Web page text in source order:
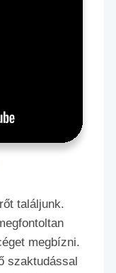
találjunk.
megbízni.
szaktudással